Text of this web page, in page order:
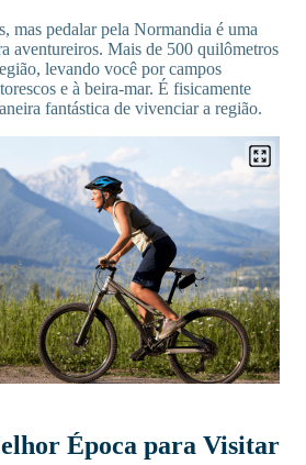
mas pedalar pela Normandia é uma
aventureiros. Mais de 500 quilômetros
levando você por campos
e à beira-mar. É fisicamente
fantástica de vivenciar a região.
Época para Visitar